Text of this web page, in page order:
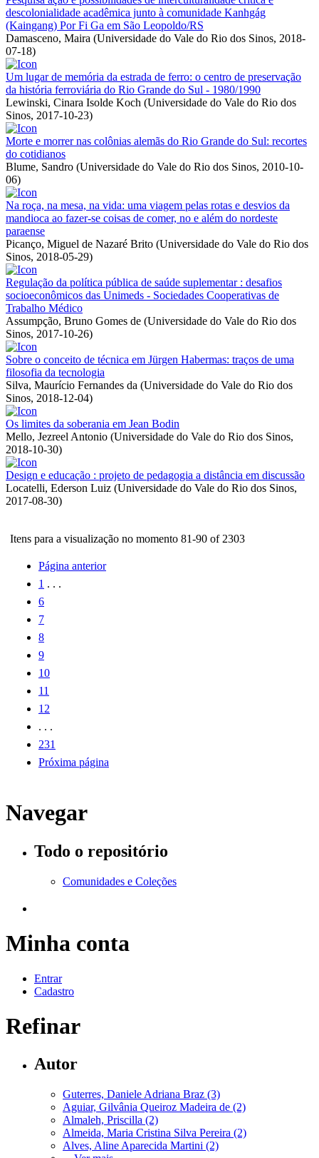
descolonialidade acadêmica junto à comunidade Kanhgág
(Kaingang) Por Fi Ga em São Leopoldo/RS
Damasceno, Maira (Universidade do Vale do Rio dos Sinos, 2018-
07-18)
Um lugar de memória da estrada de ferro: o centro de preservação
da história ferroviária do Rio Grande do Sul - 1980/1990
Lewinski, Cinara Isolde Koch (Universidade do Vale do Rio dos
Sinos, 2017-10-23)
Morte e morrer nas colônias alemãs do Rio Grande do Sul: recortes
do cotidianos
Blume, Sandro (Universidade do Vale do Rio dos Sinos, 2010-10-
06)
Na roça, na mesa, na vida: uma viagem pelas rotas e desvios da
mandioca ao fazer-se coisas de comer, no e além do nordeste
paraense
Picanço, Miguel de Nazaré Brito (Universidade do Vale do Rio dos
Sinos, 2018-05-29)
Regulação da política pública de saúde suplementar : desafios
socioeconômicos das Unimeds - Sociedades Cooperativas de
Trabalho Médico
Assumpção, Bruno Gomes de (Universidade do Vale do Rio dos
Sinos, 2017-10-26)
Sobre o conceito de técnica em Jürgen Habermas: traços de uma
filosofia da tecnologia
Silva, Maurício Fernandes da (Universidade do Vale do Rio dos
Sinos, 2018-12-04)
Os limites da soberania em Jean Bodin
Mello, Jezreel Antonio (Universidade do Vale do Rio dos Sinos,
2018-10-30)
Design e educação : projeto de pedagogia a distância em discussão
Locatelli, Ederson Luiz (Universidade do Vale do Rio dos Sinos,
2017-08-30)
Itens para a visualização no momento 81-90 of 2303
Página anterior
1 . . .
6
7
8
9
10
11
12
. . .
231
Próxima página
Navegar
Todo o repositório
Comunidades e Coleções
Minha conta
Entrar
Cadastro
Refinar
Autor
Guterres, Daniele Adriana Braz (3)
Aguiar, Gilvânia Queiroz Madeira de (2)
Almaleh, Priscilla (2)
Almeida, Maria Cristina Silva Pereira (2)
Alves, Aline Aparecida Martini (2)